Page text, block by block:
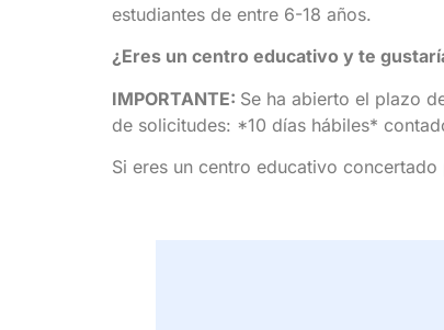
estudiantes de entre 6-18 años.
¿Eres un centro educativo y te
IMPORTANTE: Se ha abierto el plazo
de solicitudes: *10 días hábiles*
Si eres un centro educativo